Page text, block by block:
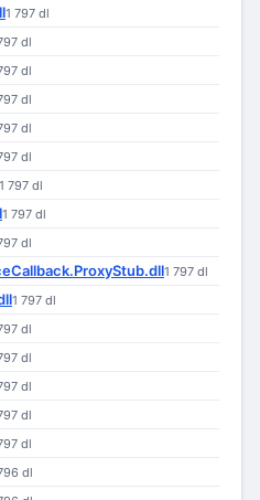
1 797 dl
dl
dl
dl
dl
dl
1 797 dl
1 797 dl
dl
1 797 dl
1 797 dl
dl
dl
dl
dl
dl
dl